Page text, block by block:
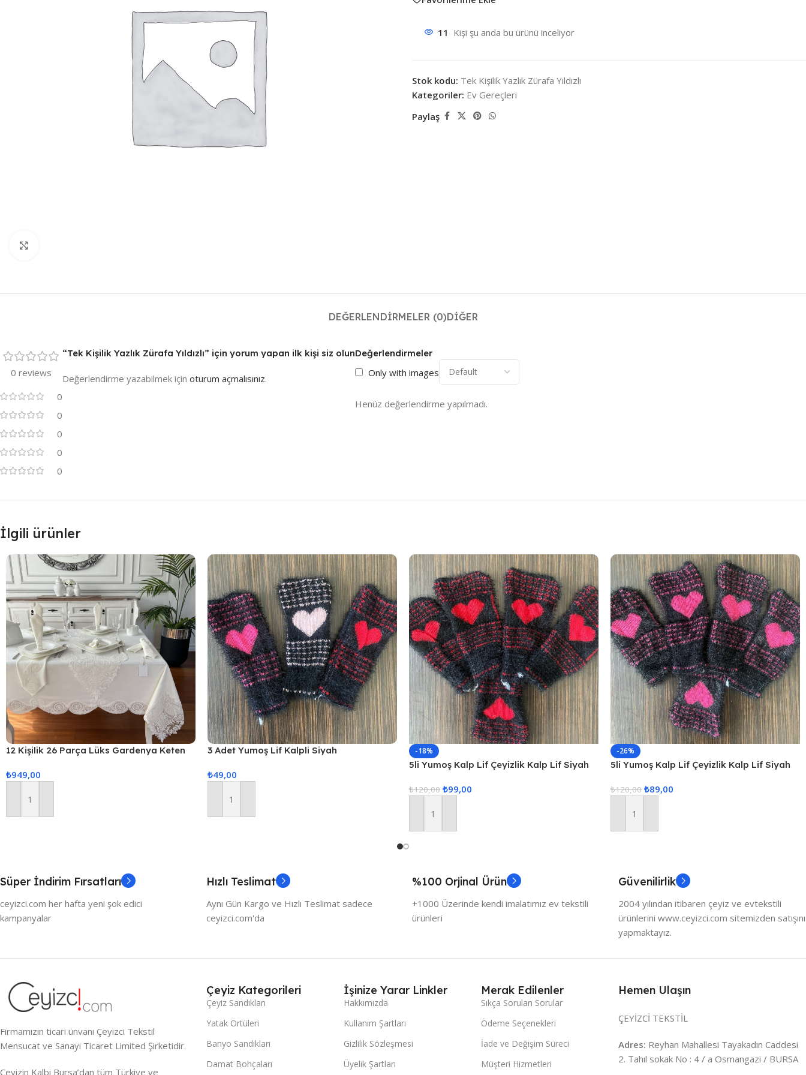
11 Kişi şu anda bu ürünü inceliyor
Stok kodu: Tek Kişilik Yazlık Zürafa Yıldızlı
Kategoriler: Ev Gereçleri
Paylaş
DEĞERLENDIRMELER (0)DIĞER
0 reviews
0
0
0
0
0
Değerlendirmeler
Only with images
Henüz değerlendirme yapılmadı.
“Tek Kişilik Yazlık Zürafa Yıldızlı” için yorum yapan ilk kişi siz olun
Değerlendirme yazabilmek için oturum açmalısınız.
İlgili ürünler
12 Kişilik 26 Parça Lüks Gardenya Keten
₺949,00
Sepete Ekle
3 Adet Yumoş Lif Kalpli Siyah
₺49,00
Sepete Ekle
-18%
5li Yumoş Kalp Lif Çeyizlik Kalp Lif Siyah
₺120,00 ₺99,00
Sepete Ekle
-26%
5li Yumoş Kalp Lif Çeyizlik Kalp Lif Siyah
₺120,00 ₺89,00
Sepete Ekle
Süper İndirim Fırsatları
ceyizci.com her hafta yeni şok edici
kampanyalar
Hızlı Teslimat
Aynı Gün Kargo ve Hızlı Teslimat sadece
ceyizci.com'da
%100 Orjinal Ürün
+1000 Üzerinde kendi imalatımız ev tekstili
ürünleri
Güvenilirlik
2004 yılından itibaren çeyiz ve evtekstili
ürünlerini www.ceyizci.com sitemizden satışını
yapmaktayız.
Firmamızın ticari ünvanı Çeyizci Tekstil
Mensucat ve Sanayi Ticaret Limited Şirketidir.
Çeyizin Kalbi Bursa’dan tüm Türkiye ve
Çeyiz Kategorileri
Çeyiz Sandıkları
Yatak Örtüleri
Banyo Sandıkları
Damat Bohçaları
İşinize Yarar Linkler
Hakkımızda
Kullanım Şartları
Gizlilik Sözleşmesi
Üyelik Şartları
Merak Edilenler
Sıkça Sorulan Sorular
Ödeme Seçenekleri
İade ve Değişim Süreci
Müşteri Hizmetleri
Hemen Ulaşın
ÇEYİZCİ TEKSTİL
Adres: Reyhan Mahallesi Tayakadın Caddesi
2. Tahıl sokak No : 4 / a Osmangazi / BURSA